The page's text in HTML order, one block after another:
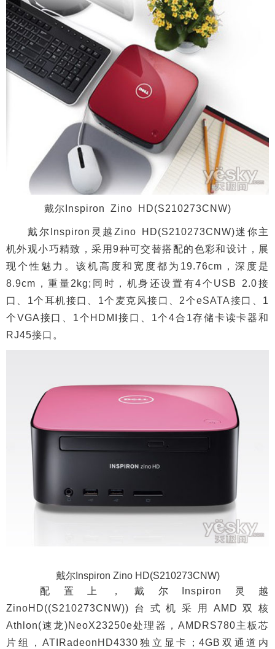
戴尔Inspiron Zino HD(S210273CNW)
戴尔Inspiron灵越Zino HD(S210273CNW)迷你主
机外观小巧精致，采用9种可交替搭配的色彩和设计，展
现个性魅力。该机高度和宽度都为19.76cm，深度是
8.9cm，重量2kg;同时，机身还设置有4个USB 2.0接
口、1个耳机接口、1个麦克风接口、2个eSATA接口、1
个VGA接口、1个HDMI接口、1个4合1存储卡读卡器和
RJ45接口。
戴尔Inspiron Zino HD(S210273CNW)
配置上，戴尔Inspiron灵越
ZinoHD((S210273CNW))台式机采用AMD双核
Athlon(速龙)NeoX23250e处理器，AMDRS780主板芯
片组，ATIRadeonHD4330独立显卡；4GB双通道内